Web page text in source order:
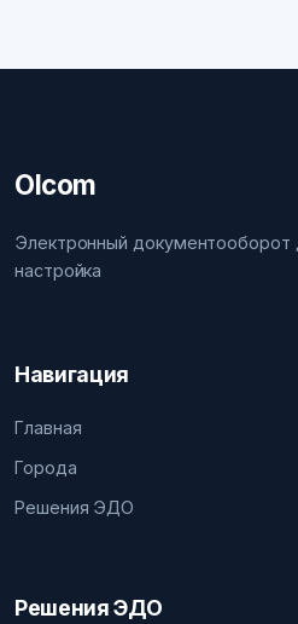
Olcom
Электронный
настройка
Навигация
Главная
Города
Решения ЭДО
Решения ЭДО